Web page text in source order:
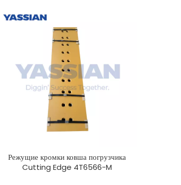
Режущие кромки ковша погрузчика
Cutting Edge 4T6566-M